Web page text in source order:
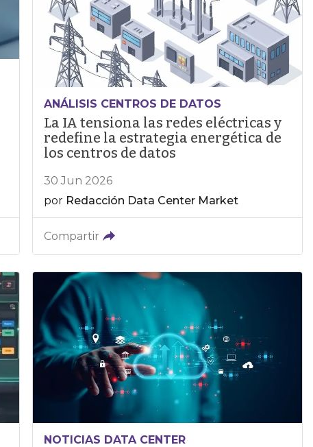
ANÁLISIS CENTROS DE DATOS
La IA tensiona las redes eléctricas y
redefine la estrategia energética de
los centros de datos
30 Jun 2026
por Redacción Data Center Market
Compartir
NOTICIAS DATA CENTER